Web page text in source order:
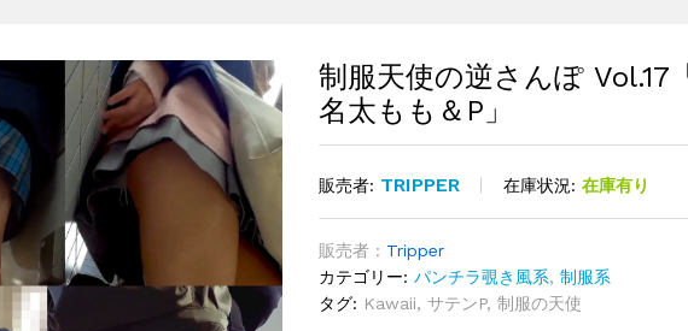
制服天使の逆さんぽ Vol.17
名太もも＆P」
販売者: TRIPPER 在庫状況: 在庫有り
販売者 : Tripper
カテゴリー: パンチラ覗き風系, 制服系
タグ: Kawaii, サテンP, 制服の天使